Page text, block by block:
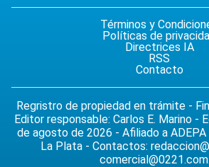
Términos y
Políticas de
Directrices IA
RSS
Contacto
Regristro de propiedad en trámite -
Editor responsable: Carlos E. Marino -
de agosto de 2026 - Afiliado a
La Plata - Contactos: